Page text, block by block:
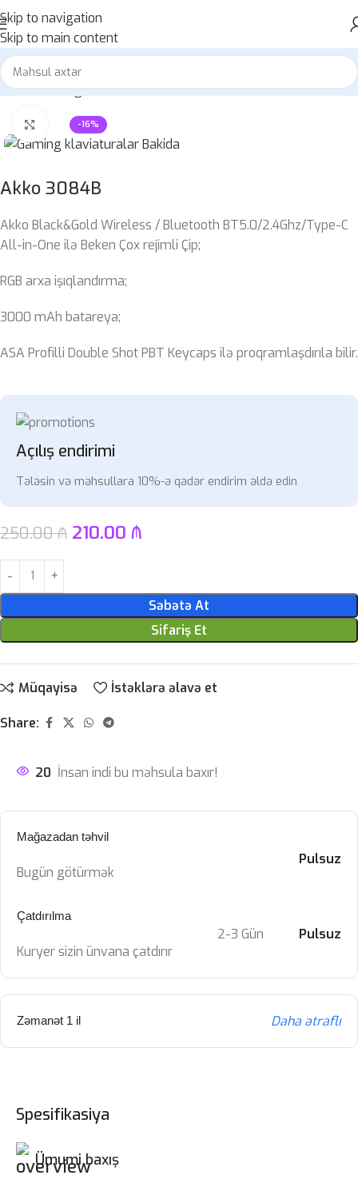
Skip to navigation
Skip to main content
Home»Mağaza»Akko 3084B
-16%
Böyütmək üçün klikləyin
Akko 3084B
Akko Black&Gold Wireless / Bluetooth BT5.0/2.4Ghz/Type-C
All-in-One ilə Beken Çox rejimli Çip;
RGB arxa işıqlandırma;
3000 mAh batareya;
ASA Profilli Double Shot PBT Keycaps ilə proqramlaşdırıla bilir.
Açılış endirimi
Tələsin və məhsullara 10%-ə qədər endirim əldə edin
250.00₼ 210.00 ₼
Səbətə At
Sifariş Et
Müqayisə İstəklərə əlavə et
Share:
20 İnsan indi bu məhsula baxır!
Mağazadan təhvil
Bugün götürmək
Pulsuz
Çatdırılma
Kuryer sizin ünvana çatdırır
2-3 Gün Pulsuz
Zəmanət 1 il Daha ətraflı
Spesifikasiya
Ümumi baxış